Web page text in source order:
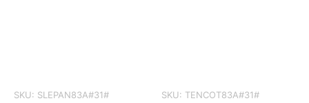
SKU: SLEPAN83A#31# SKU: TENCOT83A#31#